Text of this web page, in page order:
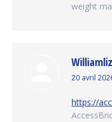
weight
Williamliz
dit
20 avril
https://